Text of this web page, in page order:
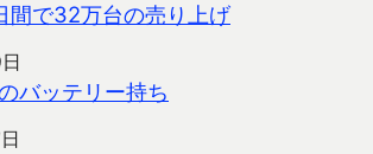
間で32万台の売り上げ
バッテリー持ち